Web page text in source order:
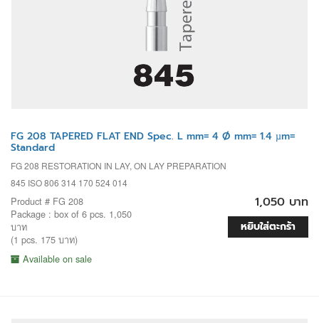
FG 208 TAPERED FLAT END Spec. L mm= 4 Ø mm= 1.4 µm=
Standard
FG 208 RESTORATION IN LAY, ON LAY PREPARATION
845 ISO 806 314 170 524 014
Product # FG 208
Package : box of 6 pcs. 1,050
บาท
(1 pcs. 175 บาท)
Available on sale
1,050 บาท
หยิบใส่ตะกร้า